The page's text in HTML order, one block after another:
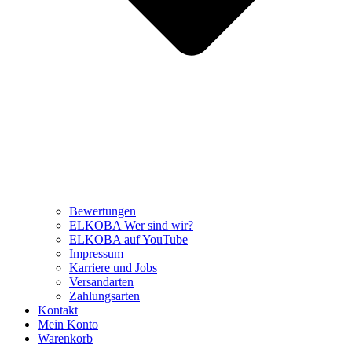
Bewertungen
ELKOBA Wer sind wir?
ELKOBA auf YouTube
Impressum
Karriere und Jobs
Versandarten
Zahlungsarten
Kontakt
Mein Konto
Warenkorb